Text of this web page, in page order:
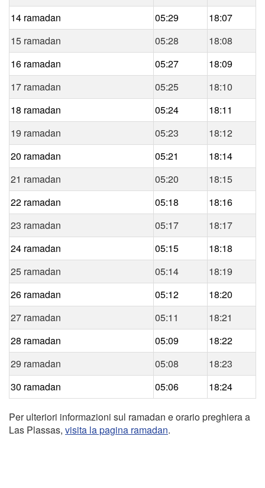
14 ramadan
05:29
18:07
15 ramadan
05:28
18:08
16 ramadan
05:27
18:09
17 ramadan
05:25
18:10
18 ramadan
05:24
18:11
19 ramadan
05:23
18:12
20 ramadan
05:21
18:14
21 ramadan
05:20
18:15
22 ramadan
05:18
18:16
23 ramadan
05:17
18:17
24 ramadan
05:15
18:18
25 ramadan
05:14
18:19
26 ramadan
05:12
18:20
27 ramadan
05:11
18:21
28 ramadan
05:09
18:22
29 ramadan
05:08
18:23
30 ramadan
05:06 18:24
Per ulteriori informazioni sul ramadan e orario preghiera a
Las Plassas, visita la pagina ramadan.